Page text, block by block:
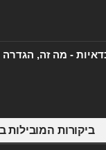
- מה זה, הגדרה
ביקורות המובילות